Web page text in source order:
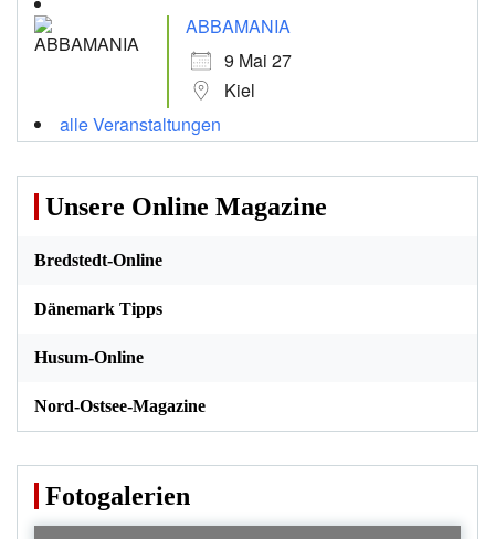
ABBAMANIA
9 Mai 27
Kiel
alle Veranstaltungen
Unsere Online Magazine
Bredstedt-Online
Dänemark Tipps
Husum-Online
Nord-Ostsee-Magazine
Fotogalerien